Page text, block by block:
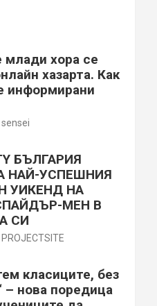
млади хора се
хазарта. Как
информирани
sensei
БЪЛГАРИЯ
НАЙ-УСПЕШНИЯ
УИКЕНД НА
МЕН В
СИ
PROJECTSITЕ
класиците, без
– нова поредица